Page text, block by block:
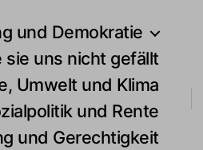
und Demokratie
sie uns nicht gefällt
Umwelt und Klima
und Rente
und Gerechtigkeit